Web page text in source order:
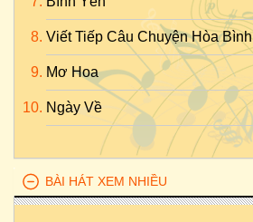
Viết Tiếp Câu Chuyện Hòa Bình
Mơ Hoa
Ngày Về
BÀI HÁT XEM NHIỀU